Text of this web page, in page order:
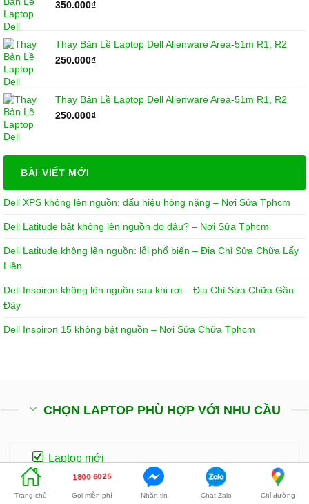
350.000₫
Thay Bản Lề Laptop Dell Alienware Area-51m R1, R2
250.000₫
Thay Bản Lề Laptop Dell Alienware Area-51m R1, R2
250.000₫
BÀI VIẾT MỚI
Dell XPS không lên nguồn: dấu hiệu hỏng nặng – Nơi Sửa Tphcm
Dell Latitude bật không lên nguồn do đâu? – Nơi Sửa Tphcm
Dell Latitude không lên nguồn: lỗi phổ biến – Địa Chỉ Sửa Chữa Lấy
Liền
Dell Inspiron không lên nguồn sau khi rơi – Địa Chỉ Sửa Chữa Gần
Đây
Dell Inspiron 15 không bật nguồn – Nơi Sửa Chữa Tphcm
CHỌN LAPTOP PHÙ HỢP VỚI NHU CẦU
Laptop mới
Laptop cũ
Trang chủ
1800 6025
Gọi miễn phí Nhắn tin Chat Zalo Chỉ đường